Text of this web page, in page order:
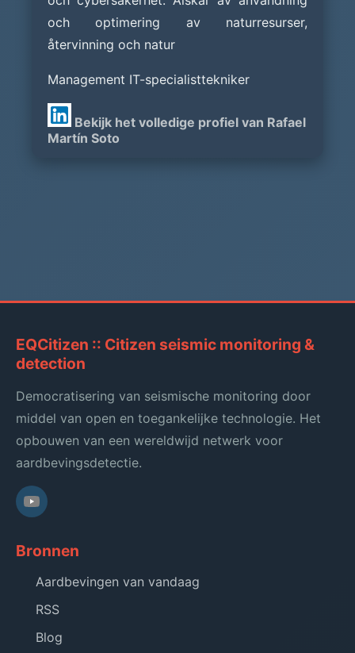
och optimering av naturresurser,
återvinning och natur
Management IT-specialisttekniker
Bekijk het volledige profiel van Rafael
Martín Soto
EQCitizen :: Citizen seismic monitoring &
detection
Democratisering van seismische monitoring door
middel van open en toegankelijke technologie. Het
opbouwen van een wereldwijd netwerk voor
aardbevingsdetectie.
Bronnen
Aardbevingen van vandaag
RSS
Blog